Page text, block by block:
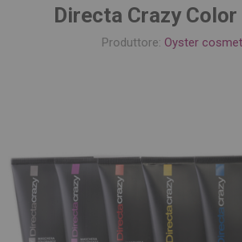
Directa Crazy
Produttore: Oyster